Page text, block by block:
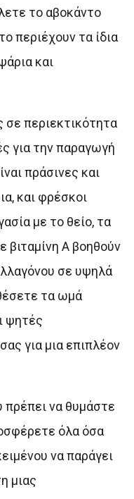
το αβοκάντο
περιέχουν τα ίδια
και
σε περιεκτικότητα
για την παραγωγή
πράσινες και
και φρέσκοι
με το θείο, τα
βιταμίνη Α βοηθούν
σε υψηλά
τα ωμά
ψητές
για μια επιπλέον
πρέπει να θυμάστε
όλα όσα
να παράγει
μιας